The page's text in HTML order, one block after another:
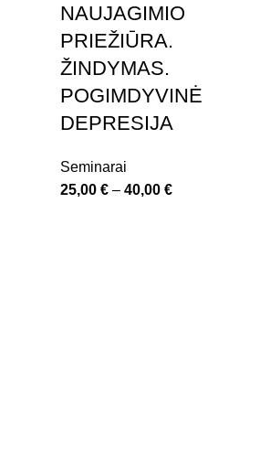
NAUJAGIMIO
PRIEŽIŪRA.
ŽINDYMAS.
POGIMDYVINĖ
DEPRESIJA
Seminarai
25,00 € – 40,00 €